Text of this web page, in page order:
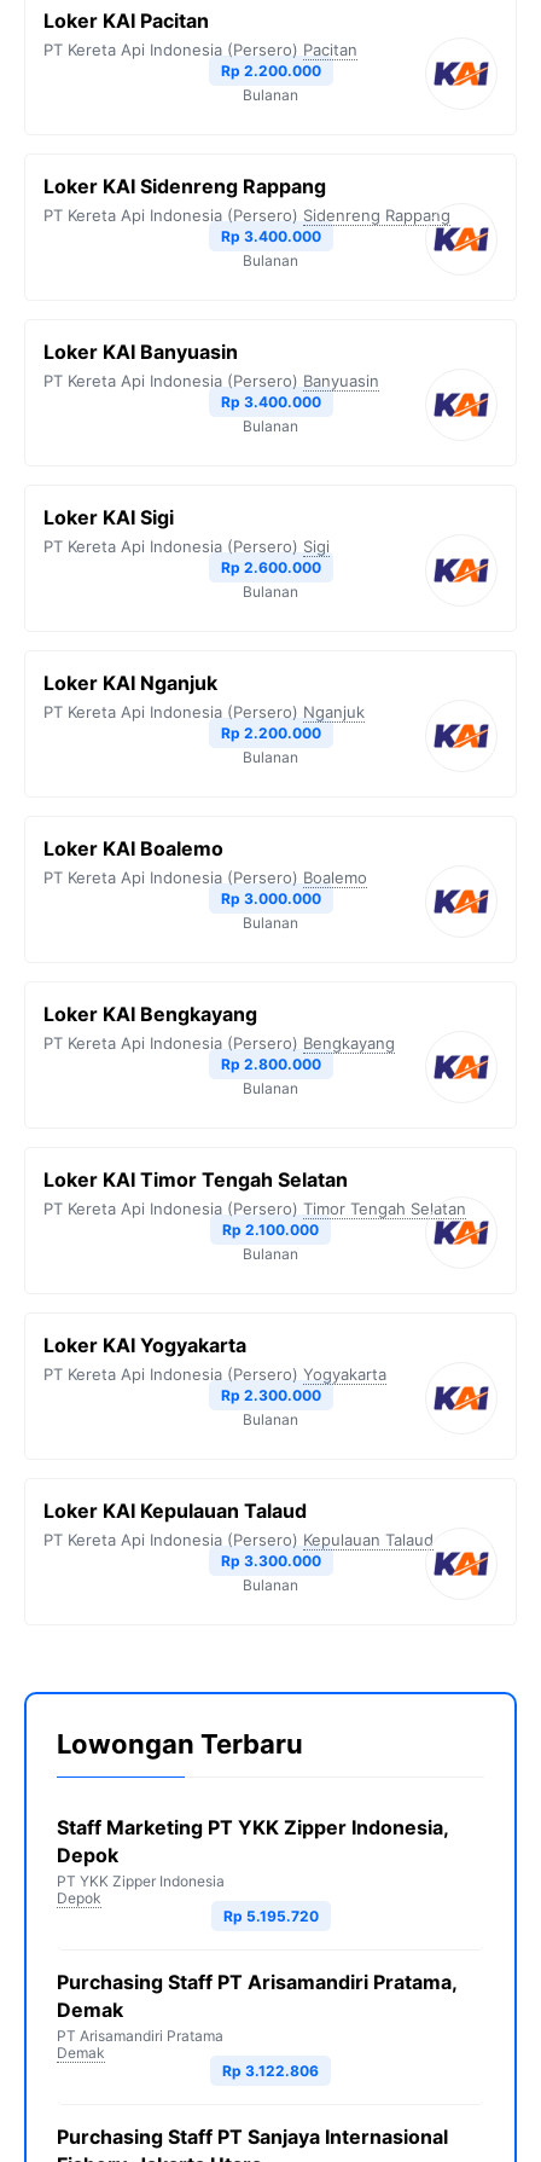
Loker KAI Pacitan
PT Kereta Api Indonesia (Persero) Pacitan
Rp 2.200.000
Bulanan
Loker KAI Sidenreng Rappang
PT Kereta Api Indonesia (Persero) Sidenreng Rappang
Rp 3.400.000
Bulanan
Loker KAI Banyuasin
PT Kereta Api Indonesia (Persero) Banyuasin
Rp 3.400.000
Bulanan
Loker KAI Sigi
PT Kereta Api Indonesia (Persero) Sigi
Rp 2.600.000
Bulanan
Loker KAI Nganjuk
PT Kereta Api Indonesia (Persero) Nganjuk
Rp 2.200.000
Bulanan
Loker KAI Boalemo
PT Kereta Api Indonesia (Persero) Boalemo
Rp 3.000.000
Bulanan
Loker KAI Bengkayang
PT Kereta Api Indonesia (Persero) Bengkayang
Rp 2.800.000
Bulanan
Loker KAI Timor Tengah Selatan
PT Kereta Api Indonesia (Persero) Timor Tengah Selatan
Rp 2.100.000
Bulanan
Loker KAI Yogyakarta
PT Kereta Api Indonesia (Persero) Yogyakarta
Rp 2.300.000
Bulanan
Loker KAI Kepulauan Talaud
PT Kereta Api Indonesia (Persero) Kepulauan Talaud
Rp 3.300.000
Bulanan
Lowongan Terbaru
Staff Marketing PT YKK Zipper Indonesia,
Depok
PT YKK Zipper Indonesia
Depok
Rp 5.195.720
Purchasing Staff PT Arisamandiri Pratama,
Demak
PT Arisamandiri Pratama
Demak
Rp 3.122.806
Purchasing Staff PT Sanjaya Internasional